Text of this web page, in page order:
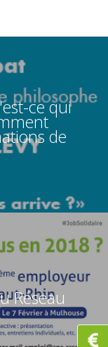
ce qui
de
Réseau